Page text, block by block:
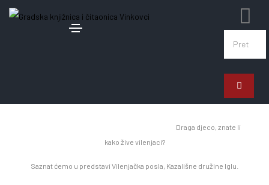
Draga djeco, znate li
kako žive vilenjaci?
Saznat ćemo u predstavi Vilenjačka posla, Kazališne družine Iglu.